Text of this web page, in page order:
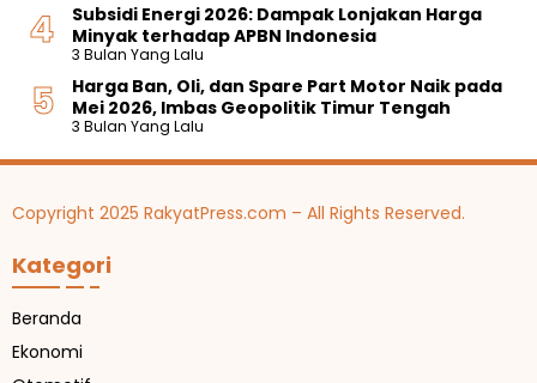
Subsidi Energi 2026: Dampak Lonjakan Harga
Minyak terhadap APBN Indonesia
3 Bulan Yang Lalu
Harga Ban, Oli, dan Spare Part Motor Naik pada
Mei 2026, Imbas Geopolitik Timur Tengah
3 Bulan Yang Lalu
Copyright 2025 RakyatPress.com – All Rights Reserved.
Kategori
Beranda
Ekonomi